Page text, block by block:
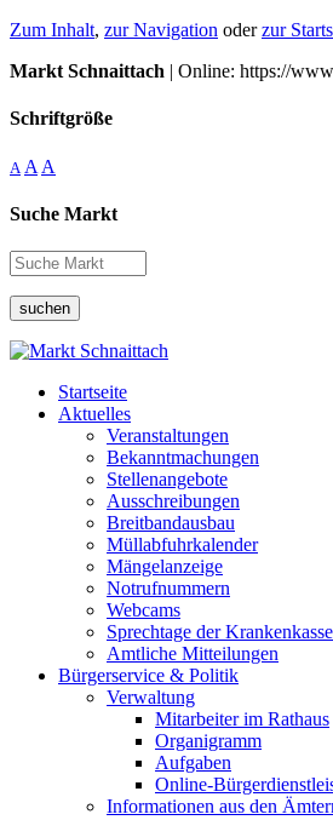
Zum Inhalt, zur Navigation oderzur
Markt Schnaittach | Online: https://
Schriftgröße
A A A
Suche Markt
suchen
Startseite
Aktuelles
Veranstaltungen
Bekanntmachungen
Stellenangebote
Ausschreibungen
Breitbandausbau
Müllabfuhrkalender
Mängelanzeige
Notrufnummern
Webcams
Sprechtage der
Amtliche Mitteilungen
Bürgerservice & Politik
Verwaltung
Mitarbeiter im Rathaus
Organigramm
Aufgaben
Online-
Informationen aus den